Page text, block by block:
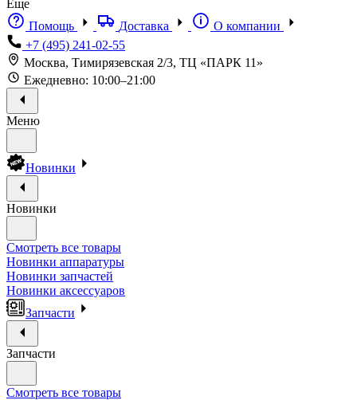
Еще
Помощь
Доставка
О компании
+7 (495) 241-02-55
Москва, Тимирязевская 2/3, ТЦ «ПАРК 11»
Ежедневно: 10:00–21:00
Меню
Новинки
Новинки
Смотреть все товары
Новинки аппаратуры
Новинки запчастей
Новинки аксессуаров
Запчасти
Запчасти
Смотреть все товары